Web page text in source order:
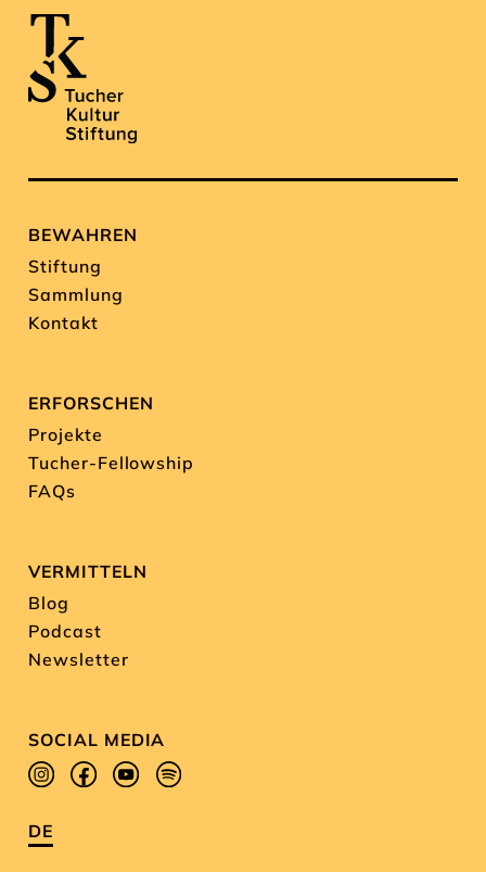
BEWAHREN
Stiftung
Sammlung
Kontakt
ERFORSCHEN
Projekte
Tucher-Fellowship
FAQs
VERMITTELN
Blog
Podcast
Newsletter
SOCIAL MEDIA
DE